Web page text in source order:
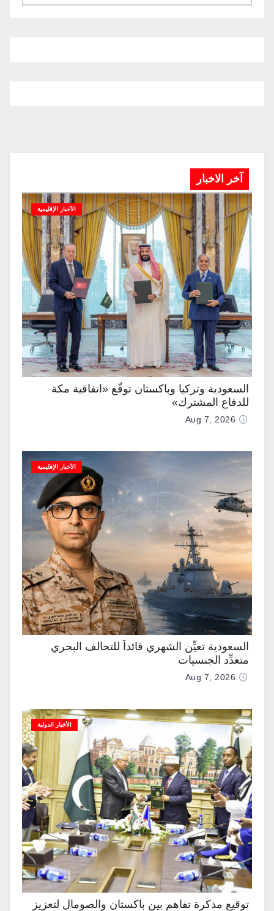
آخر الاخبار
الأخبار الإقليمية
السعودية وتركيا وباكستان توقّع «اتفاقية مكة
للدفاع المشترك»
Aug 7, 2026
الأخبار الإقليمية
السعودية تعيِّن الشهري قائداً للتحالف البحري
متعدِّد الجنسيات
Aug 7, 2026
الأخبار الدولية
توقيع مذكرة تفاهم بين باكستان والصومال لتعزيز